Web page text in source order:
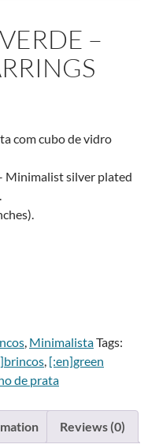
–
com cubo de vidro
Minimalist silver plated
, MinimalistaTags:
, [:en]green
de prata
Reviews (0)